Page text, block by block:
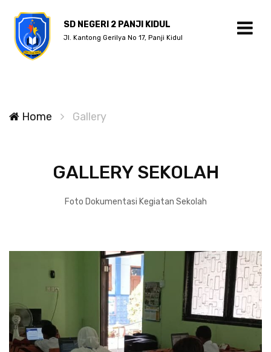
SD NEGERI 2 PANJI KIDUL
Jl. Kantong Gerilya No 17, Panji Kidul
Home Gallery
GALLERY SEKOLAH
Foto Dokumentasi Kegiatan Sekolah